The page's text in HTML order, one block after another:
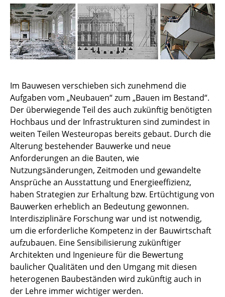
Institut
Lehre
Dienstleistungen
Anfahrt/Kontakt
Im Bauwesen verschieben sich zunehmend die
Aufgaben vom „Neubauen“ zum „Bauen im Bestand“.
Der überwiegende Teil des auch zukünftig benötigten
Hochbaus und der Infrastrukturen sind zumindest in
weiten Teilen Westeuropas bereits gebaut. Durch die
Alterung bestehender Bauwerke und neue
Anforderungen an die Bauten, wie
Nutzungsänderungen, Zeitmoden und gewandelte
Ansprüche an Ausstattung und Energieeffizienz,
haben Strategien zur Erhaltung bzw. Ertüchtigung von
Bauwerken erheblich an Bedeutung gewon­nen.
Interdisziplinäre Forschung war und ist notwendig,
um die erforderliche Kompetenz in der Bauwirtschaft
aufzubauen. Eine Sensibilisierung zukünftiger
Architekten und Ingenieure für die Bewertung
baulicher Qualitäten und den Umgang mit diesen
heterogenen Baubeständen wird zukünftig auch in
der Lehre immer wichtiger werden.